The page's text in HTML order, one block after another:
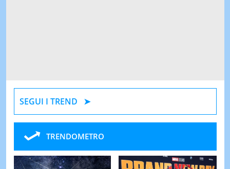
SEGUI I TREND
TRENDOMETRO